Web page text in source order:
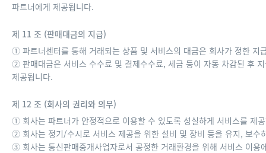
파트너에게 제공됩니다.
제 11 조 (판매대금의 지급)
① 파트너센터를 통해 거래되는 상품 및 서비스의 대금은 회사가 정한 지
② 판매대금은 서비스 수수료 및 결제수수료, 세금 등이 자동 차감된 후
제공됩니다.
제 12 조 (회사의 권리와 의무)
① 회사는 파트너가 안정적으로 이용할 수 있도록 성실하게 서비스를 제
② 회사는 정기/수시로 서비스 제공을 위한 설비 및 장비 등을 유지, 보수
③ 회사는 통신판매중개사업자로서 공정한 거래환경을 위해 서비스 이